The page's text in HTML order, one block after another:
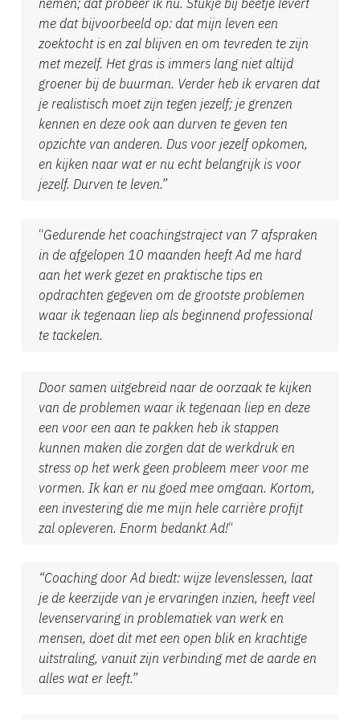
nemen; dat probeer ik nu. Stukje bij beetje levert
me dat bijvoorbeeld op: dat mijn leven een
zoektocht is en zal blijven en om tevreden te zijn
met mezelf. Het gras is immers lang niet altijd
groener bij de buurman. Verder heb ik ervaren dat
je realistisch moet zijn tegen jezelf; je grenzen
kennen en deze ook aan durven te geven ten
opzichte van anderen. Dus voor jezelf opkomen,
en kijken naar wat er nu echt belangrijk is voor
jezelf. Durven te leven.”
“Gedurende het coachingstraject van 7 afspraken
in de afgelopen 10 maanden heeft Ad me hard
aan het werk gezet en praktische tips en
opdrachten gegeven om de grootste problemen
waar ik tegenaan liep als beginnend professional
te tackelen.
Door samen uitgebreid naar de oorzaak te kijken
van de problemen waar ik tegenaan liep en deze
een voor een aan te pakken heb ik stappen
kunnen maken die zorgen dat de werkdruk en
stress op het werk geen probleem meer voor me
vormen. Ik kan er nu goed mee omgaan. Kortom,
een investering die me mijn hele carrière profijt
zal opleveren. Enorm bedankt Ad!“
“Coaching door Ad biedt: wijze levenslessen, laat
je de keerzijde van je ervaringen inzien, heeft veel
levenservaring in problematiek van werk en
mensen, doet dit met een open blik en krachtige
uitstraling, vanuit zijn verbinding met de aarde en
alles wat er leeft.”